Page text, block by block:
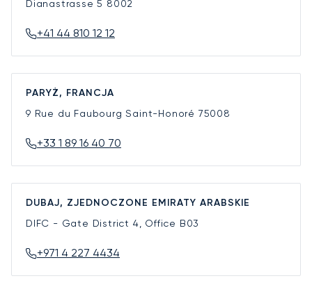
Dianastrasse 5 8002
+41 44 810 12 12
PARYŻ, FRANCJA
9 Rue du Faubourg Saint-Honoré 75008
+33 1 89 16 40 70
DUBAJ, ZJEDNOCZONE EMIRATY ARABSKIE
DIFC - Gate District 4, Office B03
+971 4 227 4434